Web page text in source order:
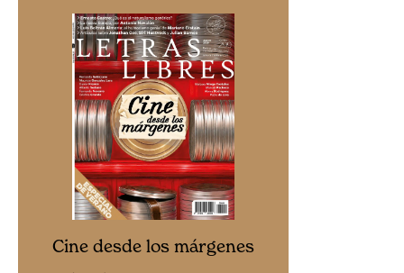
Cine desde los márgenes